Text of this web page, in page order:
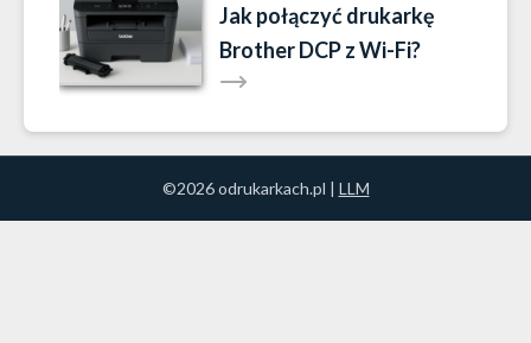
Jak połączyć drukarkę
Brother DCP z Wi-Fi?
©2026 odrukarkach.pl | LLM